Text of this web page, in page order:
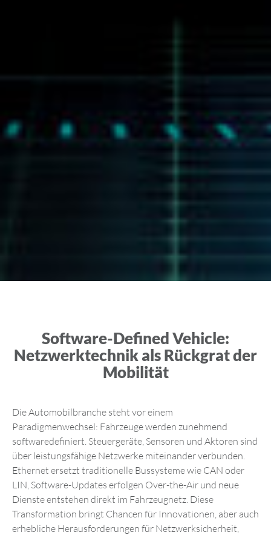
Software-Defined Vehicle:
Netzwerktechnik als Rückgrat der
Mobilität
Die Automobilbranche steht vor einem
Paradigmenwechsel: Fahrzeuge werden zunehmend
softwaredefiniert. Steuergeräte, Sensoren und Aktoren sind
über leistungsfähige Netzwerke miteinander verbunden.
Ethernet ersetzt traditionelle Bussysteme wie CAN oder
LIN, Software-Updates erfolgen Over-the-Air und neue
Dienste entstehen direkt im Fahrzeugnetz. Diese
Transformation bringt Chancen für Innovationen, aber auch
erhebliche Herausforderungen für Netzwerksicherheit,